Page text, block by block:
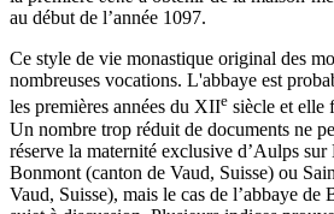
au début de l’année 1097.
Ce style de vie monastique original des
nombreuses vocations. L'abbaye est
les premières années du XIIe siècle et elle
Un nombre trop réduit de documents ne
réserve la maternité exclusive d’Aulps
Bonmont (canton de Vaud, Suisse) ou
Vaud, Suisse), mais le cas de l’abbaye de